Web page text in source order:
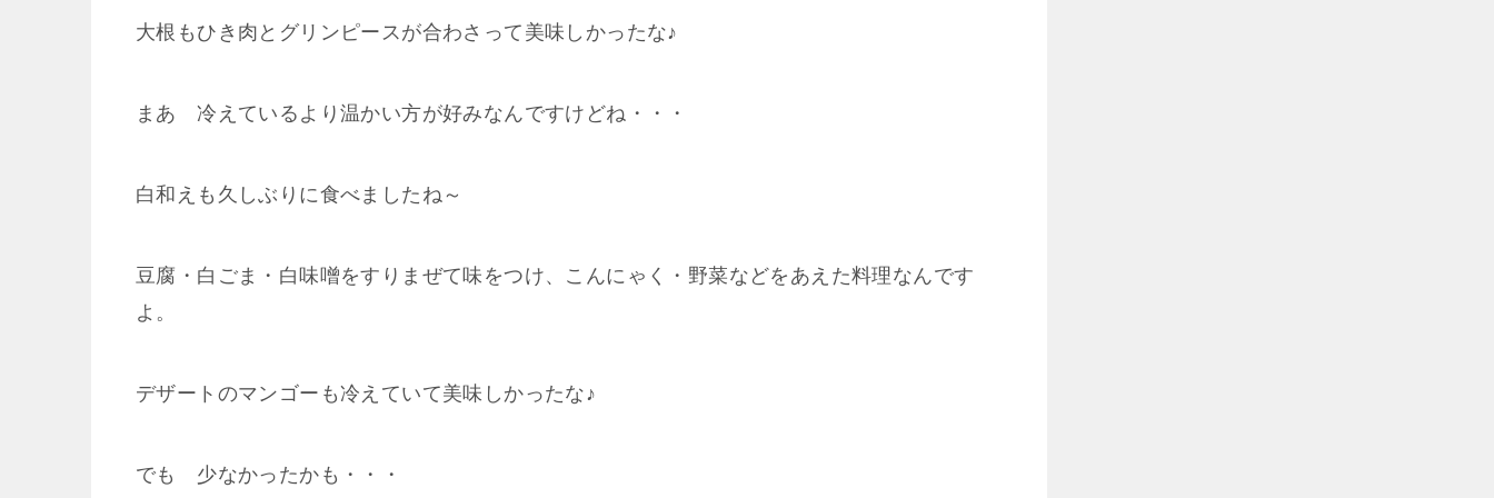
大根もひき肉とグリンピースが合わさって美味しかったな♪
まあ 冷えているより温かい方が好みなんですけどね・・・
白和えも久しぶりに食べましたね～
豆腐・白ごま・白味噌をすりまぜて味をつけ、こんにゃく・野菜などをあえた料理なんです
よ。
デザートのマンゴーも冷えていて美味しかったな♪
でも 少なかったかも・・・